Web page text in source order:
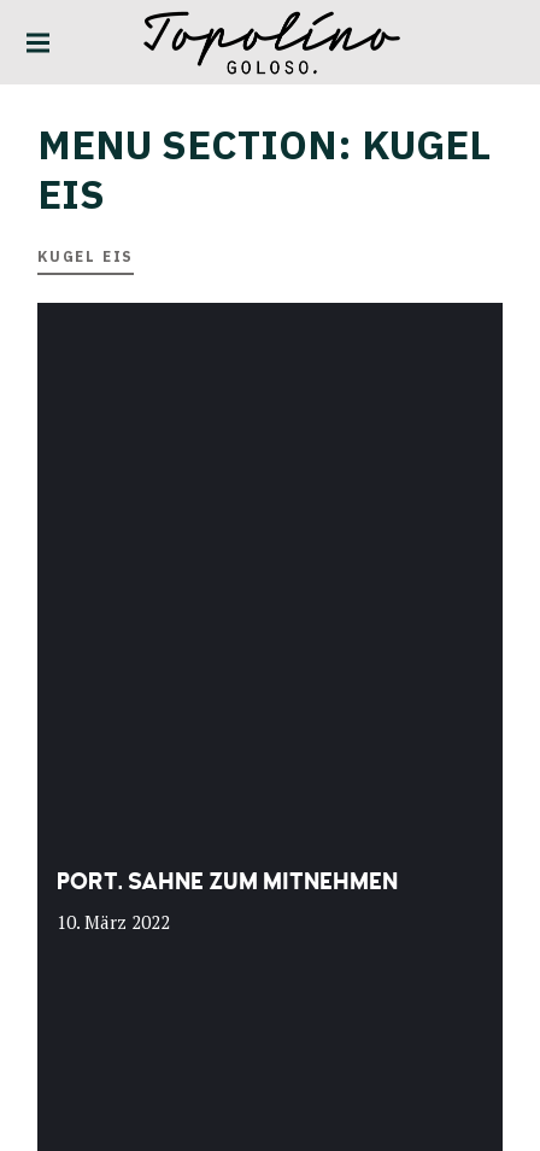
TOPOLINO GOLOSO
MENU SECTION: KUGEL
EIS
KUGEL EIS
PORT. SAHNE ZUM MITNEHMEN
10. März 2022